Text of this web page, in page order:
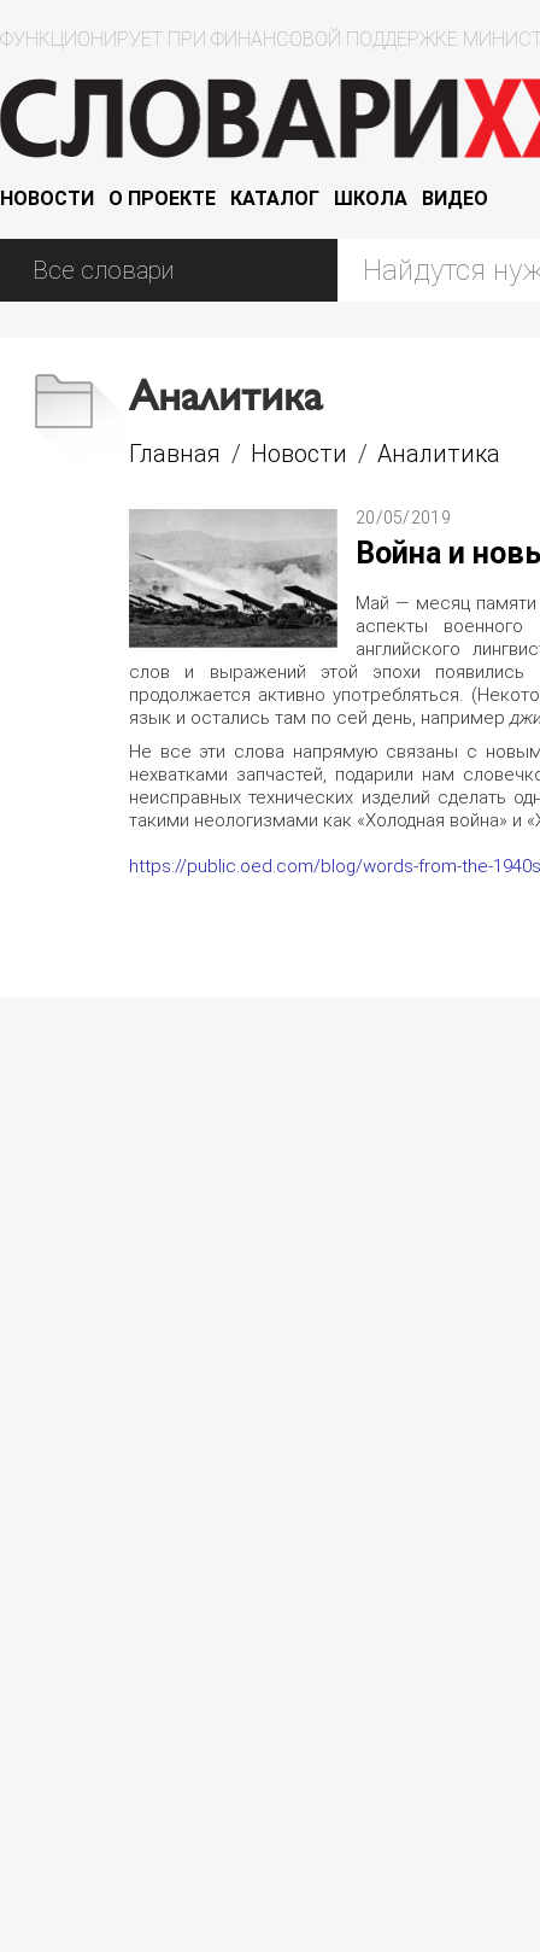
ФУНКЦИОНИРУЕТ ПРИ ФИНАНСОВОЙ ПОДДЕРЖКЕ
НОВОСТИ О ПРОЕКТЕ КАТАЛОГ ШКОЛА ВИДЕО
Аналитика
Главная / Новости / Аналитика
20/05/2019
Война и
Май — месяц памяти
аспекты военного
английского
слов и выражений этой эпохи
продолжается активно употребляться.
язык и остались там по сей день, например
Не все эти слова напрямую связаны с
нехватками запчастей, подарили нам
неисправных технических изделий сделать
такими неологизмами как «Холодная война» и
https://public.oed.com/blog/words-from-the-